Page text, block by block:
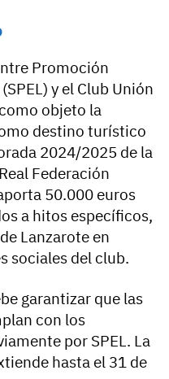
Promoción
y el Club Unión
objeto la
destino turístico
2024/2025 de la
Federación
50.000 euros
a hitos específicos,
Lanzarote en
sociales del club.
garantizar que las
con los
por SPEL. La
hasta el 31 de